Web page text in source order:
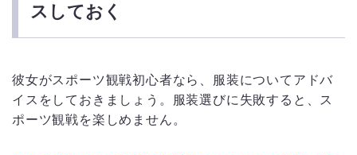
スしておく
彼女がスポーツ観戦初心者なら、服装についてアドバ
イスをしておきましょう。服装選びに失敗すると、ス
ポーツ観戦を楽しめません。